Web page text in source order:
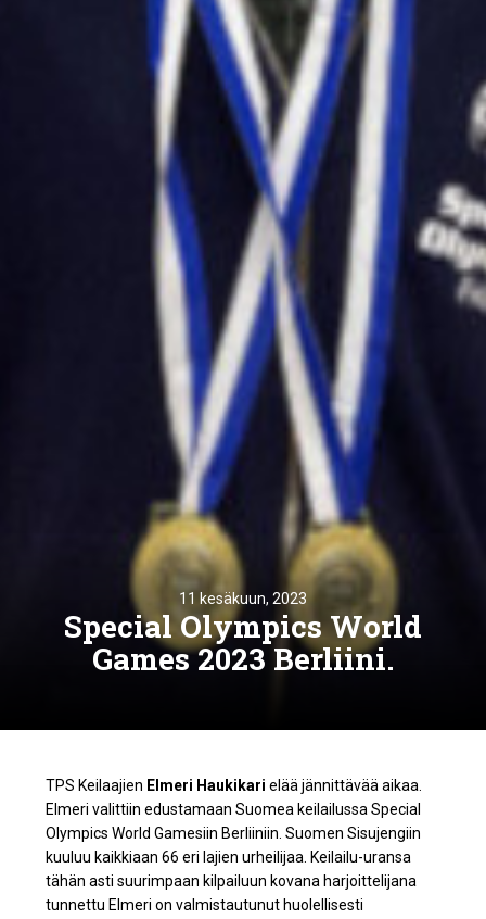
11 kesäkuun, 2023
Special Olympics World
Games 2023 Berliini.
TPS Keilaajien Elmeri Haukikari elää jännittävää aikaa.
Elmeri valittiin edustamaan Suomea keilailussa Special
Olympics World Gamesiin Berliiniin. Suomen Sisujengiin
kuuluu kaikkiaan 66 eri lajien urheilijaa. Keilailu-uransa
tähän asti suurimpaan kilpailuun kovana harjoittelijana
tunnettu Elmeri on valmistautunut huolellisesti